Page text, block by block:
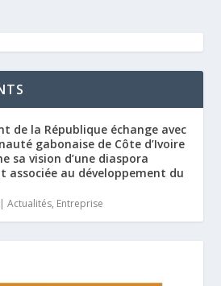
de la République échange avec
gabonaise de Côte d’Ivoire
sa vision d’une diaspora
associée au développement du
|Actualités, Entreprise